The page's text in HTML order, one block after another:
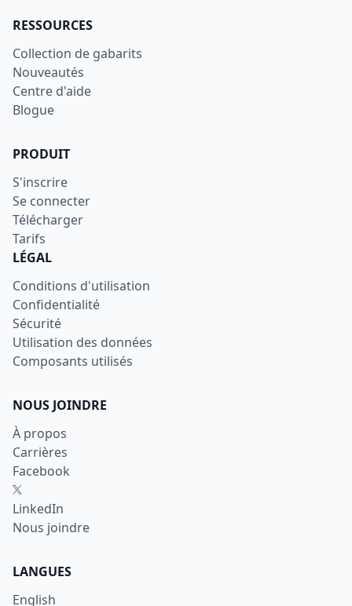
RESSOURCES
Collection de gabarits
Nouveautés
Centre d'aide
Blogue
PRODUIT
S'inscrire
Se connecter
Télécharger
Tarifs
LÉGAL
Conditions d'utilisation
Confidentialité
Sécurité
Utilisation des données
Composants utilisés
NOUS JOINDRE
À propos
Carrières
Facebook
X
LinkedIn
Nous joindre
LANGUES
English